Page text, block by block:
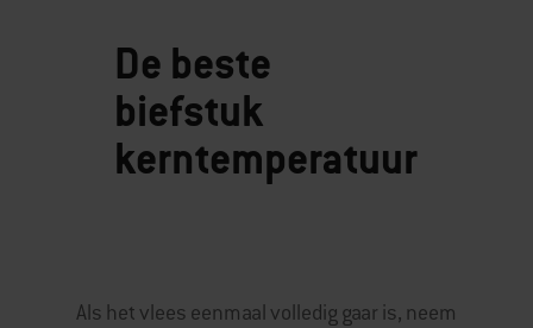
De beste
biefstuk
kerntemperatuur
Als het vlees eenmaal volledig gaar is, neem